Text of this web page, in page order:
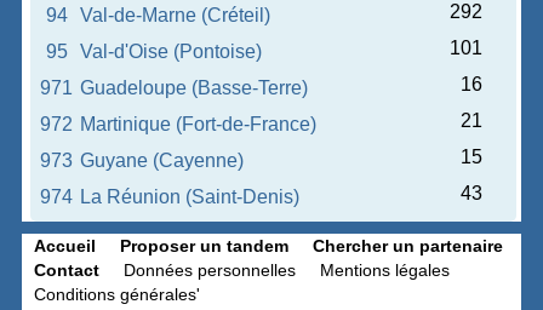
94
Val-de-Marne (Créteil)
292
95
Val-d'Oise (Pontoise)
101
971 Guadeloupe (Basse-Terre)
16
972 Martinique (Fort-de-France)
21
973 Guyane (Cayenne)
15
974 La Réunion (Saint-Denis) 43
Accueil Proposer un tandem
Chercher un partenaire
Contact
Données personnelles
Mentions légales
Conditions générales'